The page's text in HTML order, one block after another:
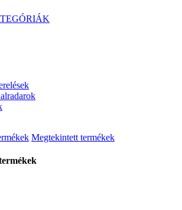
Megtekintett termékek